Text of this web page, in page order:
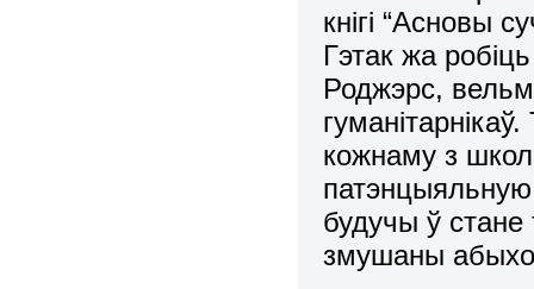
кнігі “Асновы
Гэтак жа
Роджэрс,
гуманітарнікаў.
кожнаму з
будучы ў
змушаны